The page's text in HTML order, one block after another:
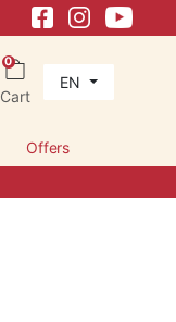
0
Cart
EN
Offers